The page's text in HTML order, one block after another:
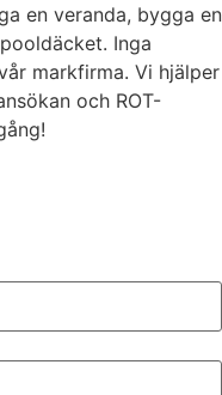
en veranda, bygga en
Inga
markfirma. Vi hjälper
och ROT-